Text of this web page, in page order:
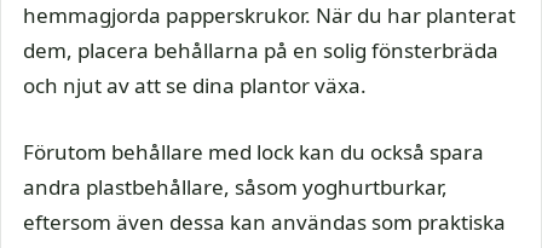
hemmagjorda papperskrukor. När du har planterat
dem, placera behållarna på en solig fönsterbräda
och njut av att se dina plantor växa.
Förutom behållare med lock kan du också spara
andra plastbehållare, såsom yoghurtburkar,
eftersom även dessa kan användas som praktiska